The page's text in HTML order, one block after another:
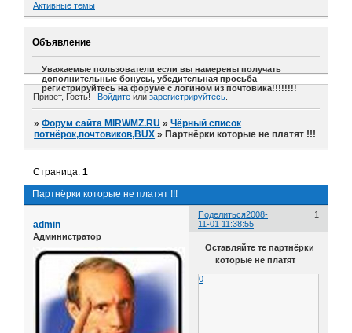
Активные темы
Объявление
Уважаемые пользователи если вы намерены получать
дополнительные бонусы, убедительная просьба
регистрируйтесь на форуме с логином из почтовика!!!!!!!!
Привет, Гость!
Войдитеили зарегистрируйтесь.
»Форум сайта MIRWMZ.RU »Чёрный список
потнёрок,почтовиков,BUX » Партнёрки которые не платят !!!
Партнёрки которые не платят !!!
Страница:1
Поделиться 1
2008-
11-01 11:38:55
admin
Администратор
Оставляйте те партнёрки
которые не платят
0